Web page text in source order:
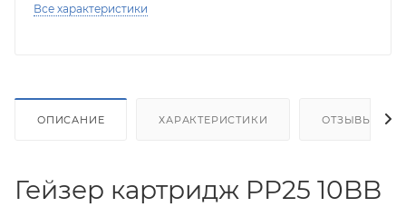
Все характеристики
ОПИСАНИЕ ХАРАКТЕРИСТИКИ ОТЗЫВЫ
Гейзер картридж PP25 10BB